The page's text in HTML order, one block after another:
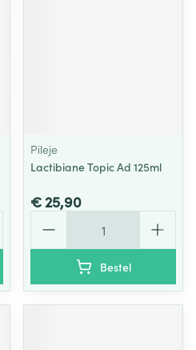
Pileje
Lactibiane Topic Ad 125ml
€ 25,90
Bestel